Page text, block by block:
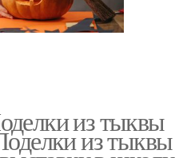
из тыквы
из тыквы